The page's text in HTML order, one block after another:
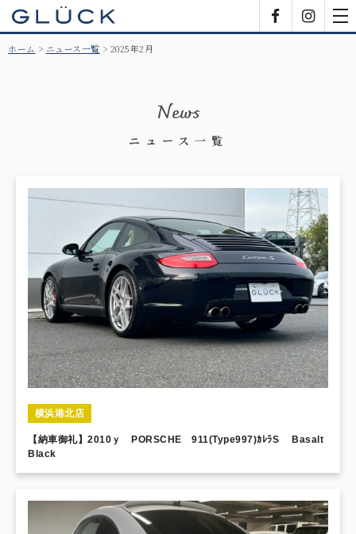
ホーム ニュース一覧 2025年2月
News
ニュース一覧
横浜港北店
【納車御礼】2010ｙ PORSCHE 911(Type997)ｶﾚﾗS Basalt
Black